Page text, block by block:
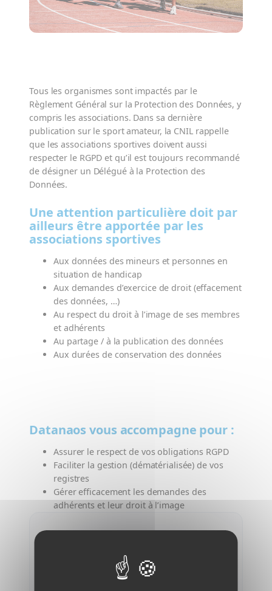
Tous les organismes sont impactés par le
Règlement Général sur la Protection des Données, y
compris les associations. Dans sa dernière
publication sur le sport amateur, la CNIL rappelle
que les associations sportives doivent aussi
respecter le RGPD et qu’il est toujours recommandé
de désigner un Délégué à la Protection des
Données.
Une attention particulière doit par
ailleurs être apportée par les
associations sportives
Aux données des mineurs et personnes en
situation de handicap
Aux demandes d’exercice de droit (effacement
des données, …)
Au respect du droit à l’image de ses membres
et adhérents
Au partage / à la publication des données
Aux durées de conservation des données
Datanaos vous accompagne pour :
Assurer le respect de vos obligations RGPD
Faciliter la gestion (dématérialisée) de vos
registres
Gérer efficacement les demandes des
adhérents et leur droit à l’image
associations sportives